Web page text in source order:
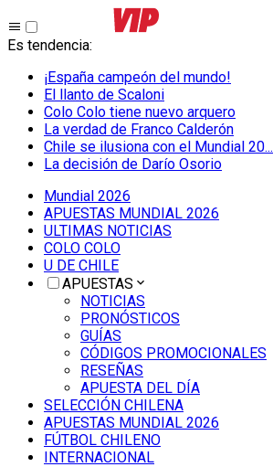
Es tendencia:
¡España campeón del mundo!
El llanto de Scaloni
Colo Colo tiene nuevo arquero
La verdad de Franco Calderón
Chile se ilusiona con el Mundial 20...
La decisión de Darío Osorio
Mundial 2026
APUESTAS MUNDIAL 2026
ULTIMAS NOTICIAS
COLO COLO
U DE CHILE
APUESTAS
NOTICIAS
PRONÓSTICOS
GUÍAS
CÓDIGOS PROMOCIONALES
RESEÑAS
APUESTA DEL DÍA
SELECCIÓN CHILENA
APUESTAS MUNDIAL 2026
FÚTBOL CHILENO
INTERNACIONAL